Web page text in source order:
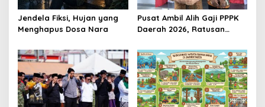
Jendela Fiksi, Hujan yang
Menghapus Dosa Nara
Pusat Ambil Alih Gaji PPPK
Daerah 2026, Ratusan